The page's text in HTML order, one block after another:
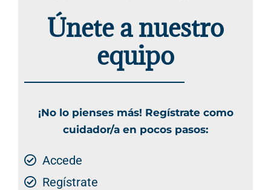
Únete a nuestro
equipo
¡No lo pienses más! Regístrate como
cuidador/a en pocos pasos:
Accede
Regístrate